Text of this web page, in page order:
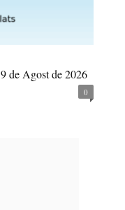
de Agost de 2026
0